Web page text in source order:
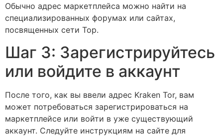
Обычно адрес маркетплейса можно найти на
специализированных форумах или сайтах,
посвященных сети Тор.
Шаг 3: Зарегистрируйтесь
или войдите в аккаунт
После того, как вы ввели адрес Kraken Tor, вам
может потребоваться зарегистрироваться на
маркетплейсе или войти в уже существующий
аккаунт. Следуйте инструкциям на сайте для